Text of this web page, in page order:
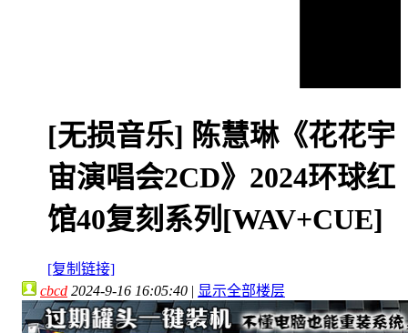
[无损音乐] 陈慧琳《花花宇
宙演唱会2CD》2024环球红
馆40复刻系列[WAV+CUE]
[复制链接]
cbcd 2024-9-16 16:05:40 | 显示全部楼层